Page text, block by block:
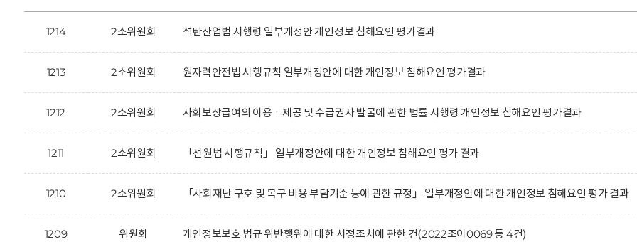
1214 2소위원회 석탄산업법 시행령 일부개정안 개인정보 침해요인 평가결과
1213 2소위원회 원자력안전법 시행규칙 일부개정안에 대한 개인정보 침해요인 평가결과
1212 2소위원회 사회보장급여의 이용ㆍ제공 및 수급권자 발굴에 관한 법률 시행령 개인정보 침해요인 평가결과
1211 2소위원회 「선원법 시행규칙」 일부개정안에 대한 개인정보 침해요인 평가 결과
1210 2소위원회 「사회재난 구호 및 복구 비용 부담기준 등에 관한 규정」 일부개정안에 대한 개인정보 침해요인 평가 결과
1209 위원회 개인정보보호 법규 위반행위에 대한 시정조치에 관한 건(2022조이0069 등 4건)